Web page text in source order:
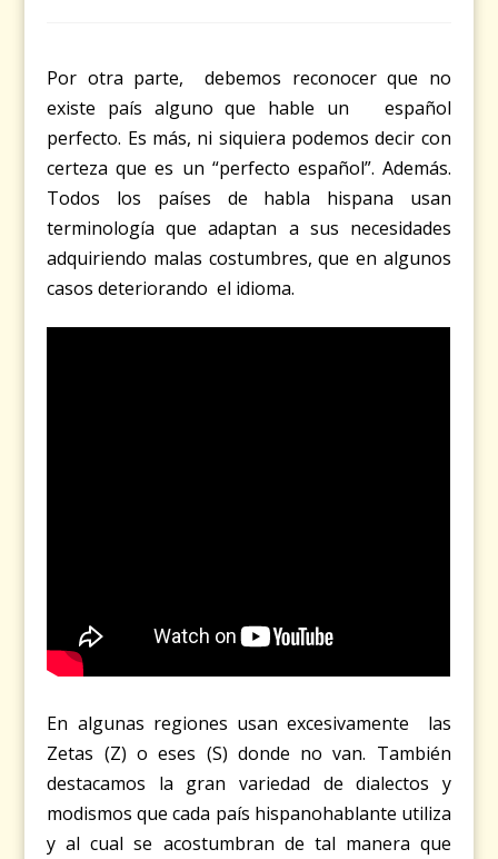
Por otra parte, debemos reconocer que no
existe país alguno que hable un español
perfecto. Es más, ni siquiera podemos decir con
certeza que es un “perfecto español”. Además.
Todos los países de habla hispana usan
terminología que adaptan a sus necesidades
adquiriendo malas costumbres, que en algunos
casos deteriorando el idioma.
En algunas regiones usan excesivamente las
Zetas (Z) o eses (S) donde no van. También
destacamos la gran variedad de dialectos y
modismos que cada país hispanohablante utiliza
y al cual se acostumbran de tal manera que